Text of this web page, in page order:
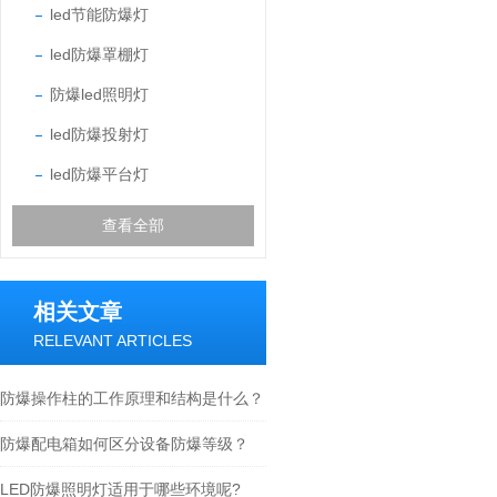
led节能防爆灯
led防爆罩棚灯
防爆led照明灯
led防爆投射灯
led防爆平台灯
查看全部
相关文章
RELEVANT ARTICLES
防爆操作柱的工作原理和结构是什么？
防爆配电箱如何区分设备防爆等级？
LED防爆照明灯适用于哪些环境呢?